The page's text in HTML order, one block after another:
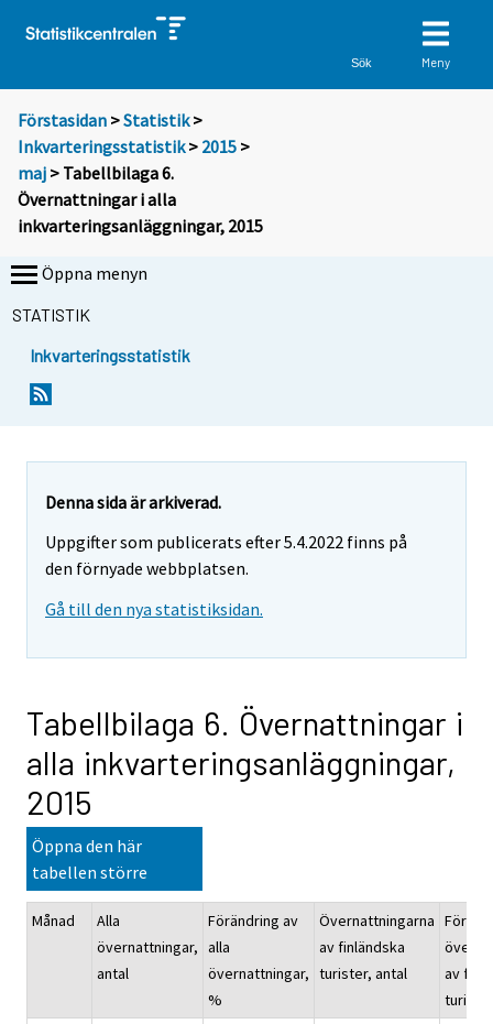
Sök Meny
Förstasidan >Statistik >
Inkvarteringsstatistik> 2015 >
maj > Tabellbilaga 6.
Övernattningar i alla
inkvarteringsanläggningar, 2015
Öppna menyn
STATISTIK
Inkvarteringsstatistik
Denna sida är arkiverad.
Uppgifter som publicerats efter 5.4.2022 finns på
den förnyade webbplatsen.
Gå till den nya statistiksidan.
Tabellbilaga 6. Övernattningar i
alla inkvarteringsanläggningar,
2015
Öppna den här
tabellen större
Månad
Alla
övernattningar,
antal
Förändring av
alla
övernattningar,
%
Övernattningarna
av finländska
turister, antal
av